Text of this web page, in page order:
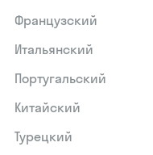
Французский
Итальянский
Португальский
Китайский
Турецкий